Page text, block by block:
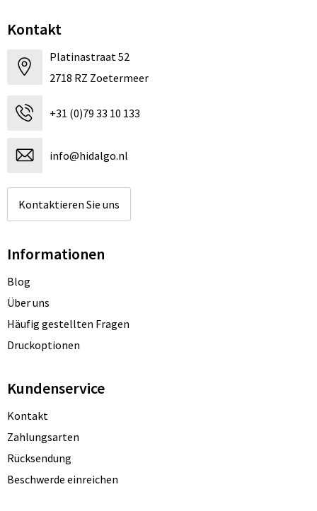
Kontakt
Platinastraat 52
2718 RZ Zoetermeer
+31 (0)79 33 10 133
info@hidalgo.nl
Kontaktieren Sie uns
Informationen
Blog
Über uns
Häufig gestellten Fragen
Druckoptionen
Kundenservice
Kontakt
Zahlungsarten
Rücksendung
Beschwerde einreichen